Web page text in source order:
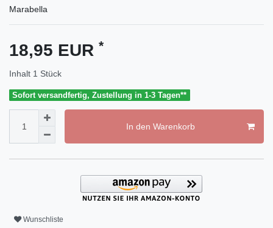
Marabella
18,95 EUR *
Inhalt 1 Stück
Sofort versandfertig, Zustellung in 1-3 Tagen**
In den Warenkorb
Wunschliste